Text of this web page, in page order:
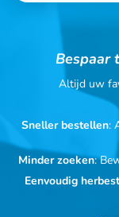
Bespaar
Altijd uw
Sneller bestellen:
Minder zoeken:
Eenvoudig